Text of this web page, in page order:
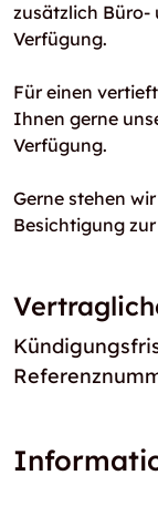
zusätzlich Büro-
Verfügung.
Für einen
Ihnen gerne
Verfügung.
Gerne stehen
Besichtigung